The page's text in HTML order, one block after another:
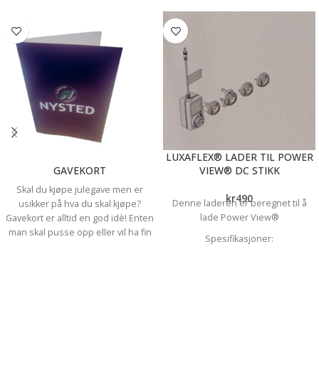
GAVEKORT
Skal du kjøpe julegave men er
usikker på hva du skal kjøpe?
Gavekort er alltid en god idè! Enten
man skal pusse opp eller vil ha fin
LUXAFLEX® LADER TIL POWER
VIEW® DC STIKK
kr490
Denne laderen er beregnet til å
lade Power View®
Spesifikasjoner: